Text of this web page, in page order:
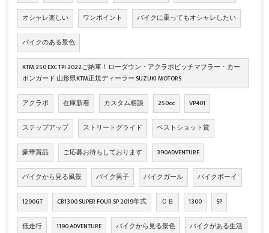
オシャレ楽しい ワンポイント バイクに乗ってもオシャレしたい
バイクのある景色
KTM 250 EXC TPI 2022ご納車！ローダウン・アクラポビッチマフラー・カー
ボンガード 山形県KTM正規ディーラー SUZUKI MOTORS
アクラポ 在庫新着 カスタム相談 250cc VP401
ステップアップ ストリートグライド ベストショット賞
豪華賞品 ご応募お待ちしております 390ADVENTURE
バイクから見る風景 バイク男子 バイクガール バイクボーイ
1290GT CB1300 SUPER FOUR SP 2019年式 ＣＢ 1300 SP
低走行 1190 ADVENTURE バイクから見る景色 バイクがある生活